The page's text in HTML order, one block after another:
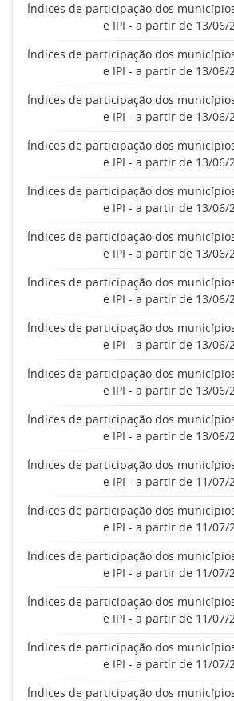
Índices de participação dos
e IPI - a partir de 13/06/
Índices de participação dos
e IPI - a partir de 13/06/
Índices de participação dos
e IPI - a partir de 13/06/
Índices de participação dos
e IPI - a partir de 13/06/
Índices de participação dos
e IPI - a partir de 13/06/
Índices de participação dos
e IPI - a partir de 13/06/
Índices de participação dos
e IPI - a partir de 13/06/
Índices de participação dos
e IPI - a partir de 13/06/
Índices de participação dos
e IPI - a partir de 13/06/
Índices de participação dos
e IPI - a partir de 13/06/
Índices de participação dos
e IPI - a partir de 11/07/
Índices de participação dos
e IPI - a partir de 11/07/
Índices de participação dos
e IPI - a partir de 11/07/
Índices de participação dos
e IPI - a partir de 11/07/
Índices de participação dos
e IPI - a partir de 11/07/
Índices de participação dos